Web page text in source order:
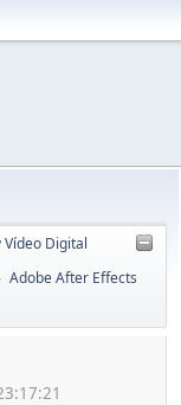
Digital
Adobe After Effects